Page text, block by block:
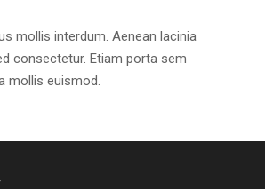
mollis interdum. Aenean lacinia
consectetur. Etiam porta sem
mollis euismod.